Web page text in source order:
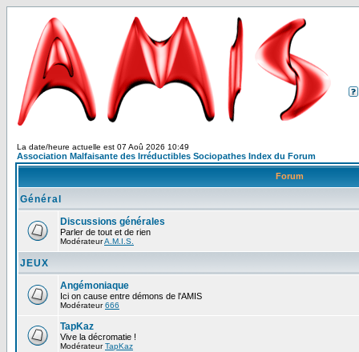
La date/heure actuelle est 07 Aoû 2026 10:49
Association Malfaisante des Irréductibles Sociopathes Index du Forum
Forum
Général
Discussions générales
Parler de tout et de rien
ModérateurA.M.I.S.
JEUX
Angémoniaque
Ici on cause entre démons de l'AMIS
Modérateur666
TapKaz
Vive la décromatie !
ModérateurTapKaz